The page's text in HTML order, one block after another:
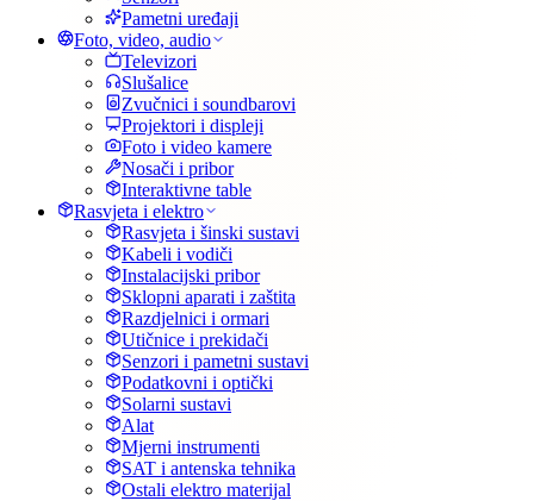
Pametni uređaji
Foto, video, audio
Televizori
Slušalice
Zvučnici i soundbarovi
Projektori i displeji
Foto i video kamere
Nosači i pribor
Interaktivne table
Rasvjeta i elektro
Rasvjeta i šinski sustavi
Kabeli i vodiči
Instalacijski pribor
Sklopni aparati i zaštita
Razdjelnici i ormari
Utičnice i prekidači
Senzori i pametni sustavi
Podatkovni i optički
Solarni sustavi
Alat
Mjerni instrumenti
SAT i antenska tehnika
Ostali elektro materijal